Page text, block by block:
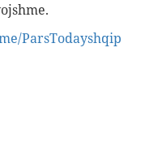
ParsTodayshqip